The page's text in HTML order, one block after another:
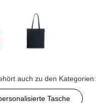
auch zu den Kategorien:
Tasche